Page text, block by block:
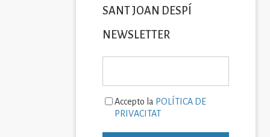
SANT JOAN DESPÍ
NEWSLETTER
Accepto la POLÍTICA DE
PRIVACITAT